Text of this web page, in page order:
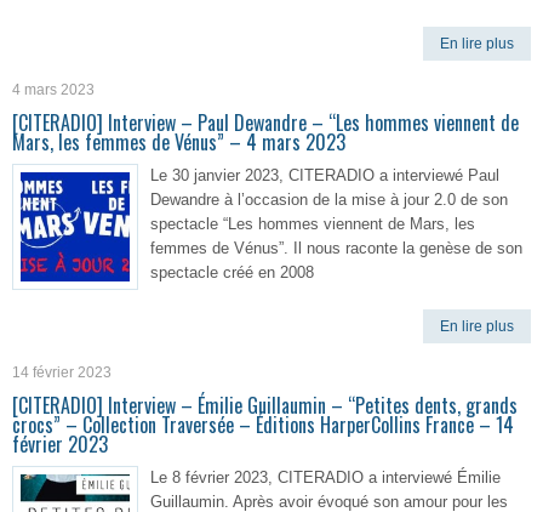
En lire plus
4 mars 2023
[CITERADIO] Interview – Paul Dewandre – “Les hommes viennent de
Mars, les femmes de Vénus” – 4 mars 2023
Le 30 janvier 2023, CITERADIO a interviewé Paul
Dewandre à l’occasion de la mise à jour 2.0 de son
spectacle “Les hommes viennent de Mars, les
femmes de Vénus”. Il nous raconte la genèse de son
spectacle créé en 2008
En lire plus
14 février 2023
[CITERADIO] Interview – Émilie Guillaumin – “Petites dents, grands
crocs” – Collection Traversée – Éditions HarperCollins France – 14
février 2023
Le 8 février 2023, CITERADIO a interviewé Émilie
Guillaumin. Après avoir évoqué son amour pour les